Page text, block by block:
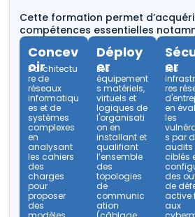
Cette formation permet
compétences essentielles
Concev
oir
L’architectu
re de
réseaux
informatiqu
es et de
systèmes
complexes
en
analysant
les cahiers
des
charges
pour
proposer
des
Déploy
er
Les
équipement
s matériels,
virtuels et
logiques de
l'organisati
on en
installant et
qualifiant
l’ensemble
des
topologies
de
communic
ation
er
Les
res
en
les
s par
audits
ciblés
des
de
active
aux